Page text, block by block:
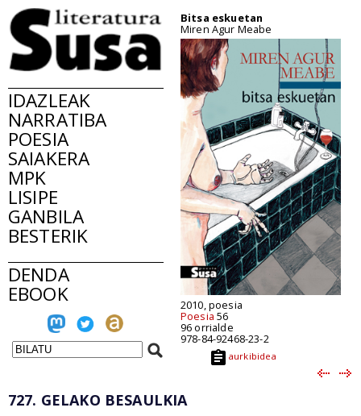
IDAZLEAK
NARRATIBA
POESIA
SAIAKERA
MPK
LISIPE
GANBILA
BESTERIK
DENDA
EBOOK
Bitsa eskuetan
Miren Agur Meabe
2010, poesia
Poesia 56
96 orrialde
978-84-92468-23-2
aurkibidea
727. GELAKO BESAULKIA